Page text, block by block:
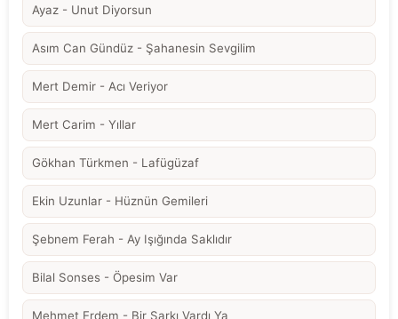
Ayaz - Unut Diyorsun
Asım Can Gündüz - Şahanesin Sevgilim
Mert Demir - Acı Veriyor
Mert Carim - Yıllar
Gökhan Türkmen - Lafügüzaf
Ekin Uzunlar - Hüznün Gemileri
Şebnem Ferah - Ay Işığında Saklıdır
Bilal Sonses - Öpesim Var
Mehmet Erdem - Bir Şarkı Vardı Ya